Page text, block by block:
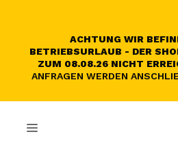
ACHTUNG WIR
BETRIEBSURLAUB - DER
ZUM 08.08.26 NICHT
ANFRAGEN WERDEN
MENÜ